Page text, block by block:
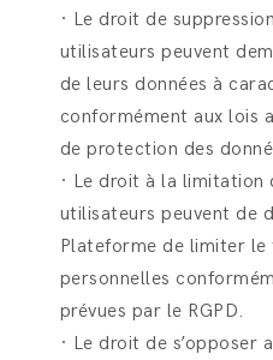
· Le droit de
utilisateurs peuvent
de leurs données à
conformément aux lois
de protection des
· Le droit à la
utilisateurs peuvent de
Plateforme de limiter le
personnelles
prévues par le RGPD.
· Le droit de s’opposer